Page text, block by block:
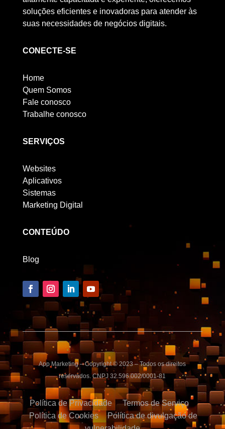
soluções eficientes e inovadoras para atender às
suas necessidades de negócios digitais.
CONECTE-SE
Home
Quem Somos
Fale conosco
Trabalhe conosco
SERVIÇOS
Websites
Aplicativos
Sistemas
Marketing Digital
CONTEÚDO
Blog
App Marketing – Copyright © 2023 – Todos os direitos
reservados. CNPJ 32.596.002/0001-81
Política de Privacidade
Termos de Serviço
Política de Cookies
Política de divulgação de